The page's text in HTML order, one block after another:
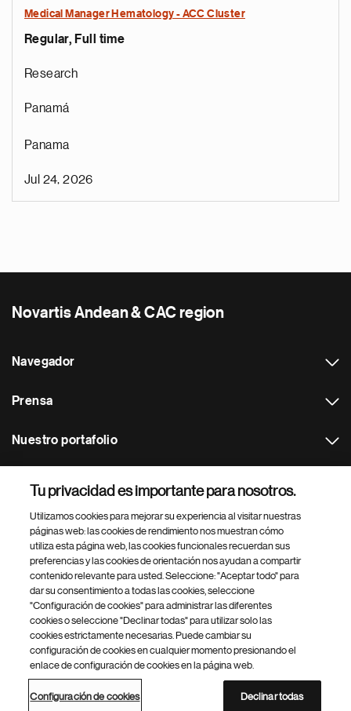
Medical Manager Hematology - ACC Cluster
Regular, Full time
Research
Panamá
Panama
Jul 24, 2026
Novartis Andean & CAC region
Navegador
Prensa
Nuestro portafolio
Footer Site Search
inferior
del
© 2026 Novartis AG
Política de privacidad Términos de uso
Accesibilidad
Configuración de cookies
Mapa del sitio
Tu privacidad es importante para nosotros.
Utilizamos cookies para mejorar su experiencia al visitar nuestras
páginas web: las cookies de rendimiento nos muestran cómo
utiliza esta página web, las cookies funcionales recuerdan sus
preferencias y las cookies de orientación nos ayudan a compartir
contenido relevante para usted. Seleccione: "Aceptar todo" para
dar su consentimiento a todas las cookies, seleccione
"Configuración de cookies" para administrar las diferentes
cookies o seleccione "Declinar todas" para utilizar solo las
cookies estrictamente necesarias. Puede cambiar su
configuración de cookies en cualquier momento presionando el
enlace de configuración de cookies en la página web.
Configuración de cookies Declinar todas